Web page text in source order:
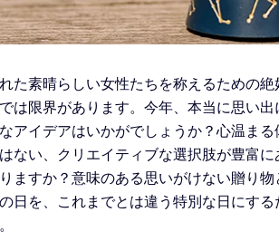
た素晴らしい女性たちを称えるための絶
は限界があります。今年、本当に思い出
アイデアはいかがでしょうか？心温ま
ない、クリエイティブな選択肢が豊富
ますか？意味のある思いがけない贈り
日を、これまでとは違う特別な日にす